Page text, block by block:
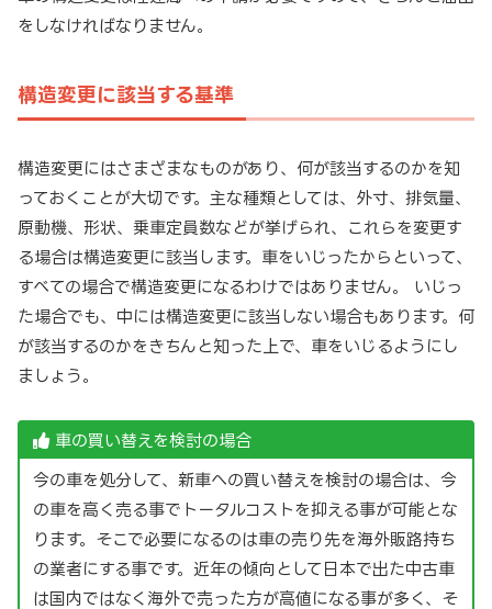
をしなければなりません。
構造変更に該当する基準
構造変更にはさまざまなものがあり、何が該当するのかを知
っておくことが大切です。主な種類としては、外寸、排気量、
原動機、形状、乗車定員数などが挙げられ、これらを変更す
る場合は構造変更に該当します。車をいじったからといって、
すべての場合で構造変更になるわけではありません。 いじっ
た場合でも、中には構造変更に該当しない場合もあります。何
が該当するのかをきちんと知った上で、車をいじるようにし
ましょう。
車の買い替えを検討の場合
今の車を処分して、新車への買い替えを検討の場合は、今
の車を高く売る事でトータルコストを抑える事が可能とな
ります。そこで必要になるのは車の売り先を海外販路持ち
の業者にする事です。近年の傾向として日本で出た中古車
は国内ではなく海外で売った方が高値になる事が多く、そ